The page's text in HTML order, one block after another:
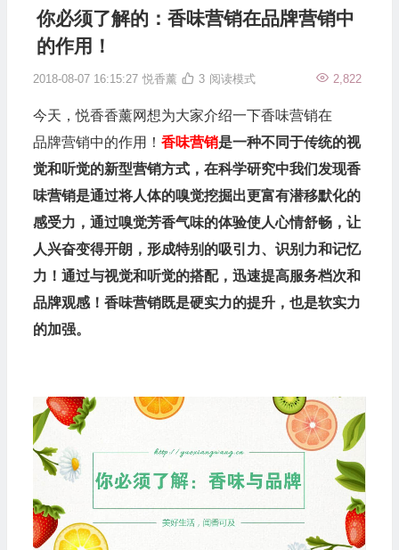
你必须了解的：香味营销在品牌营销中
的作用！
2018-08-07 16:15:27 悦香薰 2,822
3 阅读模式
今天，悦香香薰网想为大家介绍一下香味营销在
品牌营销中的作用！ 香味营销是一种不同于传统的视
觉和听觉的新型营销方式，在科学研究中我们发现香
味营销是通过将人体的嗅觉挖掘出更富有潜移默化的
感受力，通过嗅觉芳香气味的体验使人心情舒畅，让
人兴奋变得开朗，形成特别的吸引力、识别力和记忆
力！通过与视觉和听觉的搭配，迅速提高服务档次和
品牌观感！香味营销既是硬实力的提升，也是软实力
的加强。